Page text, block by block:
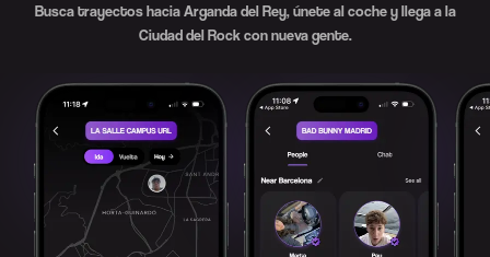
Busca trayectos hacia Arganda del Rey, únete al coche y llega a la
Ciudad del Rock con nueva gente.